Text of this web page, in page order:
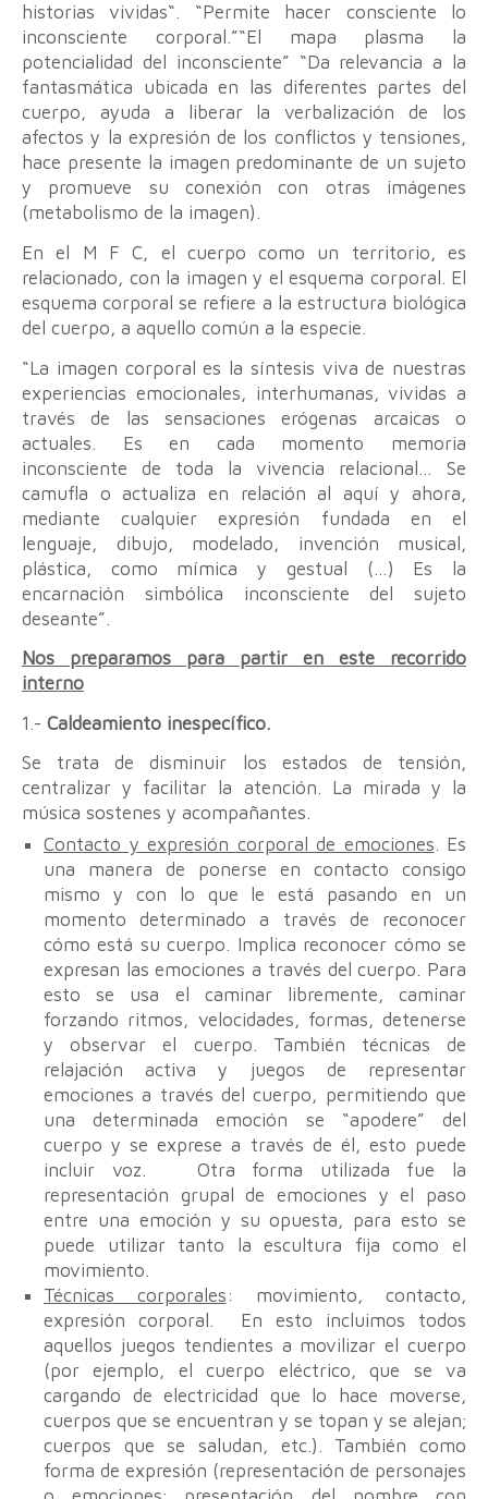
historias vividas“. “Permite hacer consciente lo
inconsciente corporal.”“El mapa plasma la
potencialidad del inconsciente” “Da relevancia a la
fantasmática ubicada en las diferentes partes del
cuerpo, ayuda a liberar la verbalización de los
afectos y la expresión de los conflictos y tensiones,
hace presente la imagen predominante de un sujeto
y promueve su conexión con otras imágenes
(metabolismo de la imagen).
En el M F C, el cuerpo como un territorio, es
relacionado, con la imagen y el esquema corporal. El
esquema corporal se refiere a la estructura biológica
del cuerpo, a aquello común a la especie.
“La imagen corporal es la síntesis viva de nuestras
experiencias emocionales, interhumanas, vividas a
través de las sensaciones erógenas arcaicas o
actuales. Es en cada momento memoria
inconsciente de toda la vivencia relacional… Se
camufla o actualiza en relación al aquí y ahora,
mediante cualquier expresión fundada en el
lenguaje, dibujo, modelado, invención musical,
plástica, como mímica y gestual (…) Es la
encarnación simbólica inconsciente del sujeto
deseante”.
Nos preparamos para partir en este recorrido
interno
1.- Caldeamiento inespecífico.
Se trata de disminuir los estados de tensión,
centralizar y facilitar la atención. La mirada y la
música sostenes y acompañantes.
Contacto y expresión corporal de emociones. Es
una manera de ponerse en contacto consigo
mismo y con lo que le está pasando en un
momento determinado a través de reconocer
cómo está su cuerpo. Implica reconocer cómo se
expresan las emociones a través del cuerpo. Para
esto se usa el caminar libremente, caminar
forzando ritmos, velocidades, formas, detenerse
y observar el cuerpo. También técnicas de
relajación activa y juegos de representar
emociones a través del cuerpo, permitiendo que
una determinada emoción se “apodere” del
cuerpo y se exprese a través de él, esto puede
incluir voz. Otra forma utilizada fue la
representación grupal de emociones y el paso
entre una emoción y su opuesta, para esto se
puede utilizar tanto la escultura fija como el
movimiento.
Técnicas corporales: movimiento, contacto,
expresión corporal. En esto incluimos todos
aquellos juegos tendientes a movilizar el cuerpo
(por ejemplo, el cuerpo eléctrico, que se va
cargando de electricidad que lo hace moverse,
cuerpos que se encuentran y se topan y se alejan;
cuerpos que se saludan, etc.). También como
forma de expresión (representación de personajes